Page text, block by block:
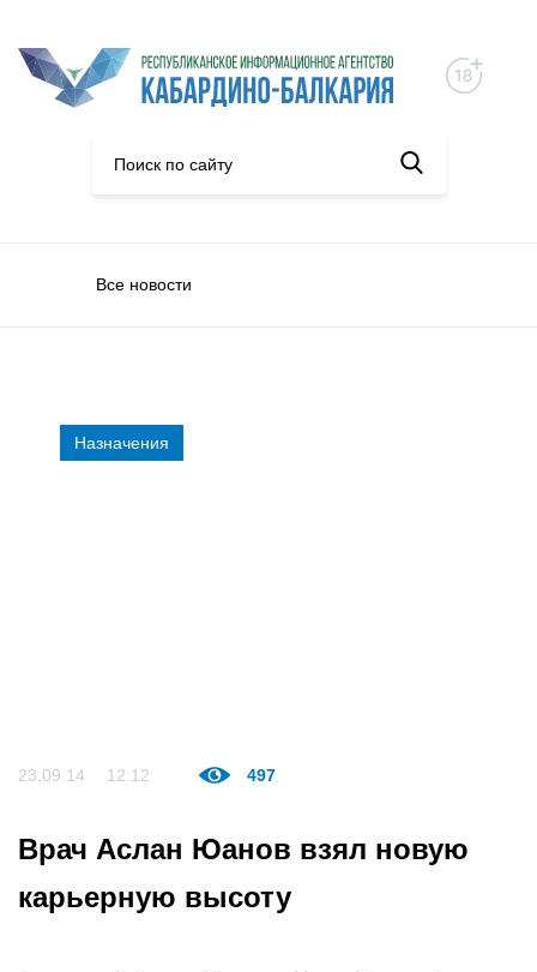
Все новости
Назначения
23.09.14 12:12 497
Врач Аслан Юанов взял новую
карьерную высоту